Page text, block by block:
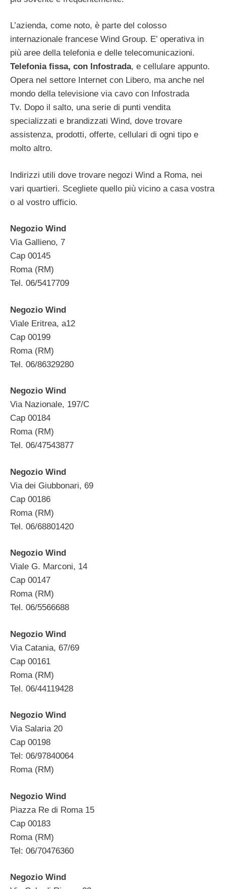
L’azienda, come noto, è parte del colosso
internazionale francese Wind Group. E’ operativa in
più aree della telefonia e delle telecomunicazioni.
Telefonia fissa, con Infostrada, e cellulare appunto.
Opera nel settore Internet con Libero, ma anche nel
mondo della televisione via cavo con Infostrada
Tv. Dopo il salto, una serie di punti vendita
specializzati e brandizzati Wind, dove trovare
assistenza, prodotti, offerte, cellulari di ogni tipo e
molto altro.
Indirizzi utili dove trovare negozi Wind a Roma, nei
vari quartieri. Scegliete quello più vicino a casa vostra
o al vostro ufficio.
Negozio Wind
Via Gallieno, 7
Cap 00145
Roma (RM)
Tel. 06/5417709
Negozio Wind
Viale Eritrea, a12
Cap 00199
Roma (RM)
Tel. 06/86329280
Negozio Wind
Via Nazionale, 197/C
Cap 00184
Roma (RM)
Tel. 06/47543877
Negozio Wind
Via dei Giubbonari, 69
Cap 00186
Roma (RM)
Tel. 06/68801420
Negozio Wind
Viale G. Marconi, 14
Cap 00147
Roma (RM)
Tel. 06/5566688
Negozio Wind
Via Catania, 67/69
Cap 00161
Roma (RM)
Tel. 06/44119428
Negozio Wind
Via Salaria 20
Cap 00198
Tel: 06/97840064
Roma (RM)
Negozio Wind
Piazza Re di Roma 15
Cap 00183
Roma (RM)
Tel: 06/70476360
Negozio Wind